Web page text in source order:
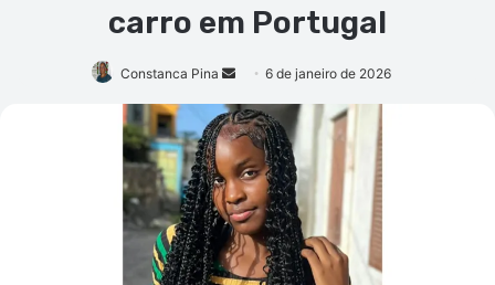
carro em Portugal
Constanca Pina
Mande
e-
mail
6 de janeiro de 2026